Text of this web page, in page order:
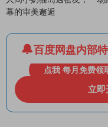
幕的审美邂逅
百度网盘内部
点我 每月免费
立即